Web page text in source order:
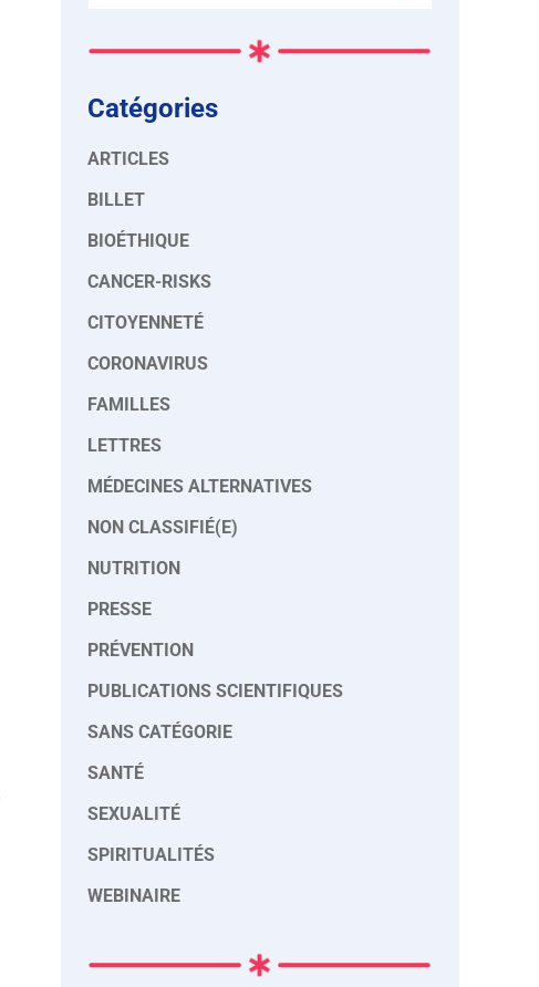
Catégories
ARTICLES
BILLET
BIOÉTHIQUE
CANCER-RISKS
CITOYENNETÉ
CORONAVIRUS
FAMILLES
LETTRES
MÉDECINES ALTERNATIVES
NON CLASSIFIÉ(E)
NUTRITION
PRESSE
PRÉVENTION
PUBLICATIONS SCIENTIFIQUES
SANS CATÉGORIE
SANTÉ
SEXUALITÉ
SPIRITUALITÉS
WEBINAIRE